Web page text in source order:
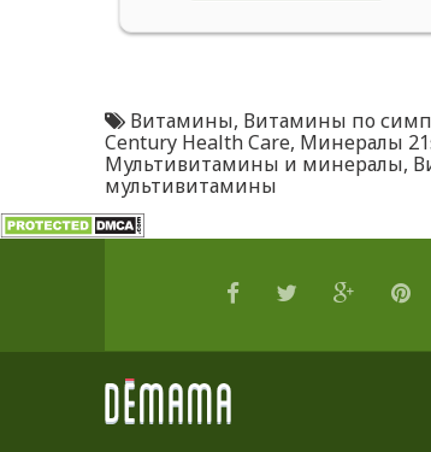
Витамины, Витамины по
Century Health Care, Минералы
Мультивитамины и минералы,
мультивитамины